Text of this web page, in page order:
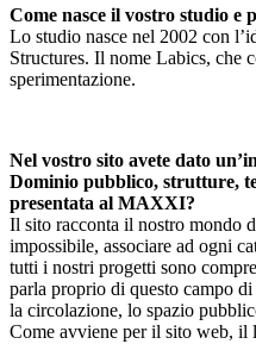
Come nasce il vostro studio e
Lo studio nasce nel 2002 con
Structures. Il nome Labics, che
sperimentazione.
Nel vostro sito avete dato
Dominio pubblico, strutture,
presentata al MAXXI?
Il sito racconta il nostro mondo
impossibile, associare ad ogni
tutti i nostri progetti sono
parla proprio di questo campo
la circolazione, lo spazio
Come avviene per il sito web, il